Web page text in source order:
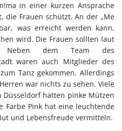
in einer kurzen Ansprache
die Frauen schützt. An der „Me
was erreicht werden kann,
wird. Die Frauen sollten laut
Neben dem Team des
waren auch Mitglieder des
Tanz gekommen. Allerdings
war nichts zu sehen. Viele
hatten pinke Mützen
Farbe Pink hat eine leuchtende
und Lebensfreude vermitteln.